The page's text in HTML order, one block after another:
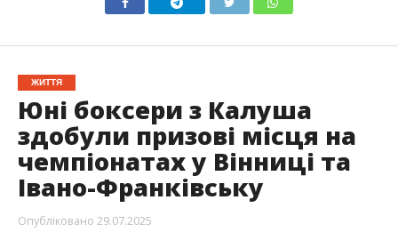
ЖИТТЯ
Юні боксери з Калуша
здобули призові місця на
чемпіонатах у Вінниці та
Івано-Франківську
Опубліковано 29.07.2025